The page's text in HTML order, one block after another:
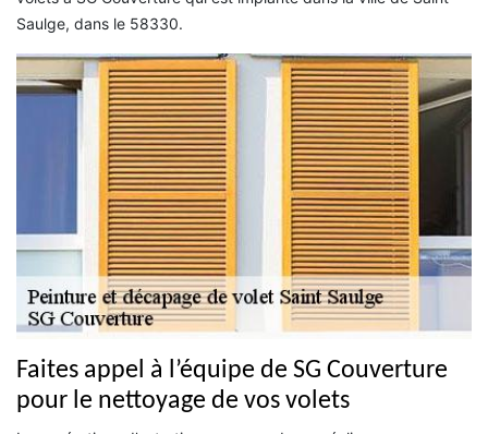
Saulge, dans le 58330.
Faites appel à l’équipe de SG Couverture
pour le nettoyage de vos volets